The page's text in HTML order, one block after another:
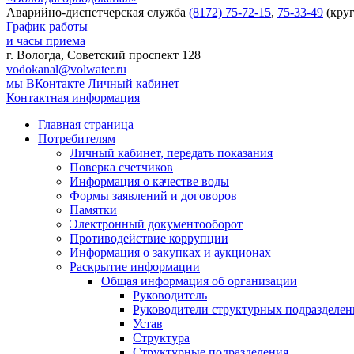
Аварийно-диспетчерская служба (8172) 75-72-15, 75-33-49
График работы
и часы приема
г. Вологда, Советский проспект 128
vodokanal@volwater.ru
мы ВКонтакте Личный кабинет
Контактная информация
Главная страница
Потребителям
Личный кабинет, передать показания
Поверка счетчиков
Информация о качестве воды
Формы заявлений и договоров
Памятки
Электронный документооборот
Противодействие коррупции
Информация о закупках и аукционах
Раскрытие информации
Общая информация об организации
Руководитель
Руководители структурных
Устав
Структура